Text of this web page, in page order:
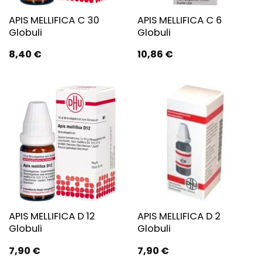
APIS MELLIFICA C 30
Globuli
8,40 €
APIS MELLIFICA C 6
Globuli
10,86 €
APIS MELLIFICA D 12
Globuli
7,90 €
APIS MELLIFICA D 2
Globuli
7,90 €